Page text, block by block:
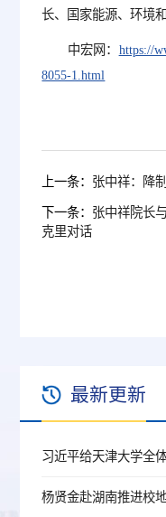
长、国家能源、环境
中宏网： https://
8055-1.html
上一条： 张中祥：降
下一条： 张中祥院长
克里对话
最新更新
杨贤金赴湖南推进校